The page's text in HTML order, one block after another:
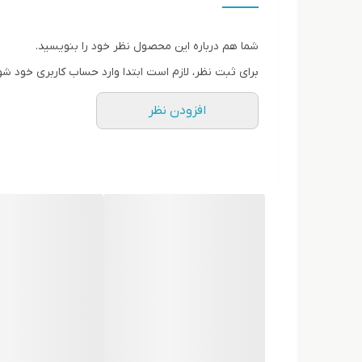
شما هم درباره این محصول نظر خود را بنویسید.
برای ثبت نظر، لازم است ابتدا وارد حساب کاربری خود
افزودن نظر